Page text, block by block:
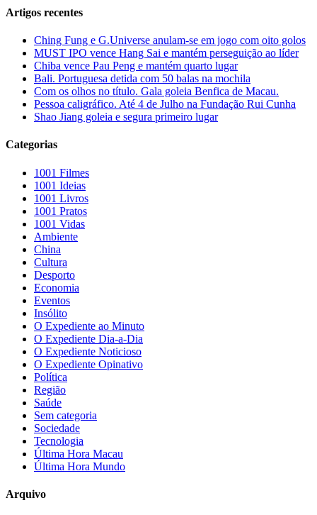
Artigos recentes
Ching Fung e G.Universe anulam-se em jogo com oito golos
MUST IPO vence Hang Sai e mantém perseguição ao líder
Chiba vence Pau Peng e mantém quarto lugar
Bali. Portuguesa detida com 50 balas na mochila
Com os olhos no título. Gala goleia Benfica de Macau.
Pessoa caligráfico. Até 4 de Julho na Fundação Rui Cunha
Shao Jiang goleia e segura primeiro lugar
Categorias
1001 Filmes
1001 Ideias
1001 Livros
1001 Pratos
1001 Vidas
Ambiente
China
Cultura
Desporto
Economia
Eventos
Insólito
O Expediente ao Minuto
O Expediente Dia-a-Dia
O Expediente Noticioso
O Expediente Opinativo
Política
Região
Saúde
Sem categoria
Sociedade
Tecnologia
Última Hora Macau
Última Hora Mundo
Arquivo